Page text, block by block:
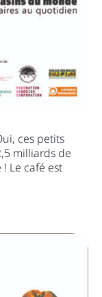
ces petits
milliards de
Le café est